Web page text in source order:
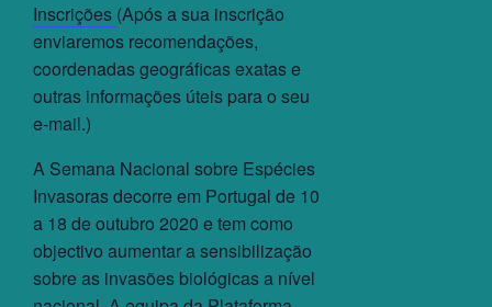
Inscrições (Após a sua inscrição
enviaremos recomendações,
coordenadas geográficas exatas e
outras informações úteis para o seu
e-mail.)
A Semana Nacional sobre Espécies
Invasoras decorre em Portugal de 10
a 18 de outubro 2020 e tem como
objectivo aumentar a sensibilização
sobre as invasões biológicas a nível